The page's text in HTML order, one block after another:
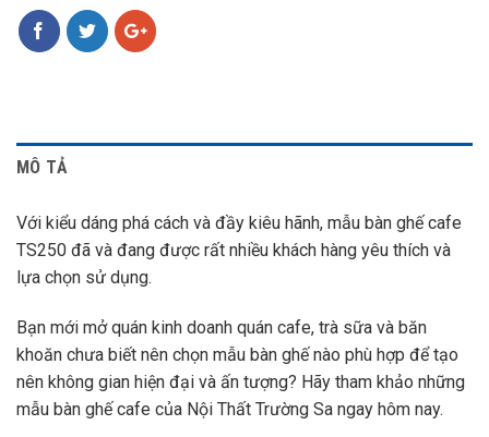
MÔ TẢ
Với kiểu dáng phá cách và đầy kiêu hãnh, mẫu bàn ghế cafe
TS250 đã và đang được rất nhiều khách hàng yêu thích và
lựa chọn sử dụng.
Bạn mới mở quán kinh doanh quán cafe, trà sữa và băn
khoăn chưa biết nên chọn mẫu bàn ghế nào phù hợp để tạo
nên không gian hiện đại và ấn tượng? Hãy tham khảo những
mẫu bàn ghế cafe của Nội Thất Trường Sa ngay hôm nay.